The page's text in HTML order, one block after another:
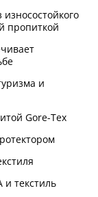
пропиткой
и
Gore-Tex
и текстиль